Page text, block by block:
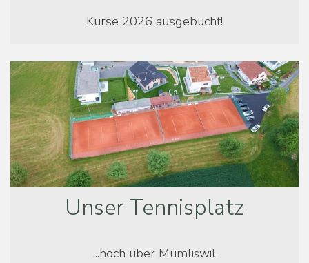
Kurse 2026 ausgebucht!
Unser Tennisplatz
...hoch über Mümliswil